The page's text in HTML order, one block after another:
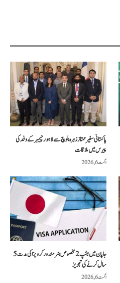
پاکستانی سفیر ممتاز زہرہ بلوچ سے لاہور چیمبر کے وفد کی
پیرس میں ملاقات
اگست 6, 2026
جاپان میں ٹائپ 2 مخصوص ہنر مند ورکر ویزا کی مدت 5
سال کرنے کی تجویز
اگست 6, 2026